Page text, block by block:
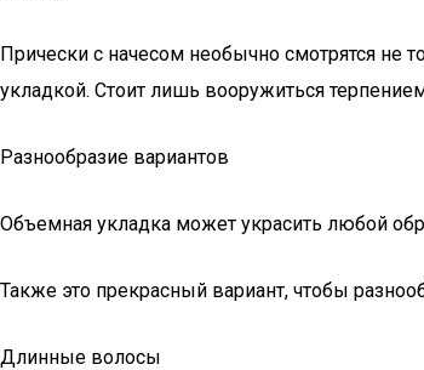
Прически с начесом необычно смотрятся не
укладкой. Стоит лишь вооружиться
Разнообразие вариантов
Объемная укладка может украсить любой
Также это прекрасный вариант, чтобы
Длинные волосы